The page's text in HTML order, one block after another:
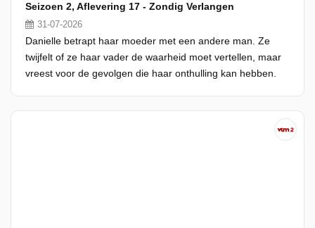
Seizoen 2, Aflevering 17 - Zondig Verlangen
31-07-2026
Danielle betrapt haar moeder met een andere man. Ze
twijfelt of ze haar vader de waarheid moet vertellen, maar
vreest voor de gevolgen die haar onthulling kan hebben.